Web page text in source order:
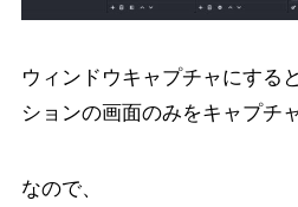
ウィンドウキャプチャにする
ションの画面のみをキャプチ
なので、